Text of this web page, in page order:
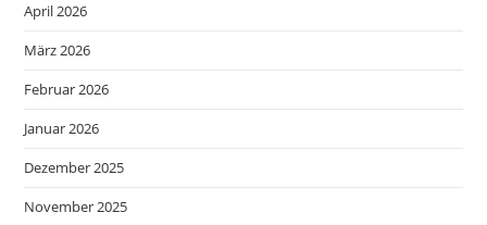
April 2026
März 2026
Februar 2026
Januar 2026
Dezember 2025
November 2025